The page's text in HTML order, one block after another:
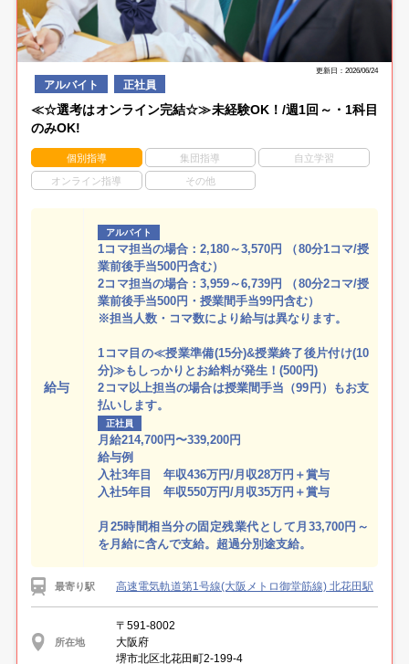
更新日：2026/06/24
アルバイト 正社員
≪☆選考はオンライン完結☆≫未経験OK！/週1回～・1科目
のみOK!
個別指導 集団指導 自立学習
オンライン指導 その他
給与
アルバイト
1コマ担当の場合：2,180～3,570円 （80分1コマ/授
業前後手当500円含む）
2コマ担当の場合：3,959～6,739円 （80分2コマ/授
業前後手当500円・授業間手当99円含む）
※担当人数・コマ数により給与は異なります。
1コマ目の≪授業準備(15分)&授業終了後片付け(10
分)≫もしっかりとお給料が発生！(500円)
2コマ以上担当の場合は授業間手当（99円）もお支
払いします。
正社員
月給214,700円〜339,200円
給与例
入社3年目 年収436万円/月収28万円＋賞与
入社5年目 年収550万円/月収35万円＋賞与
月25時間相当分の固定残業代として月33,700円～
を月給に含んで支給。超過分別途支給。
最寄り駅 高速電気軌道第1号線(大阪メトロ御堂筋線) 北花田駅
所在地
〒591-8002
大阪府
堺市北区北花田町2-199-4